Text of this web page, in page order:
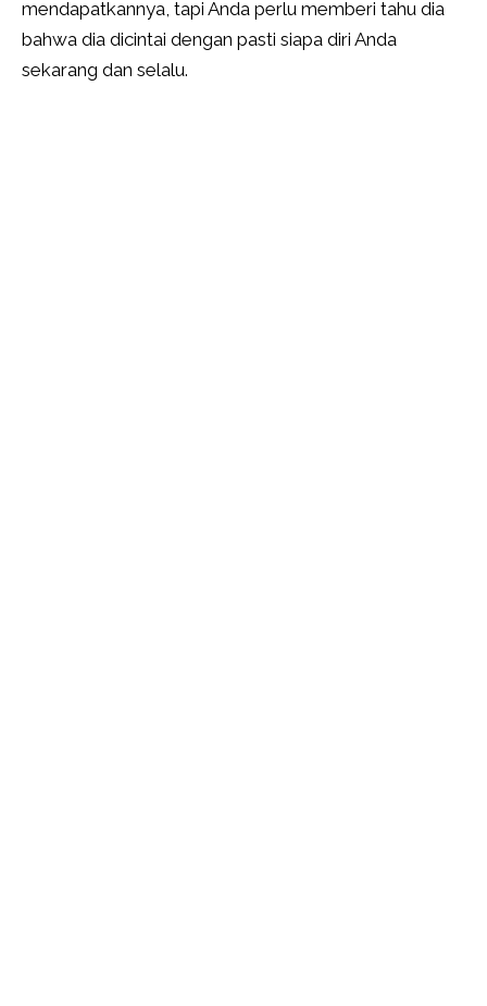
mendapatkannya, tapi Anda perlu memberi tahu dia
bahwa dia dicintai dengan pasti siapa diri Anda
sekarang dan selalu.